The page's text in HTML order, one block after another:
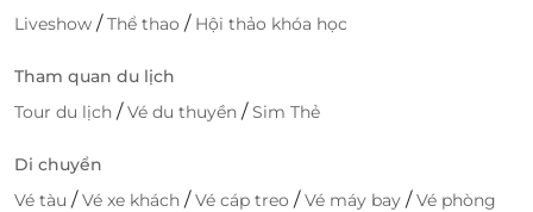
Liveshow /Thể thao / Hội thảo khóa học
Tham quan du lịch
Tour du lịch /Vé du thuyền /Sim Thẻ
Di chuyển
Vé tàu /Vé xe khách /Vé cáp treo /Vé máy bay /Vé phòng